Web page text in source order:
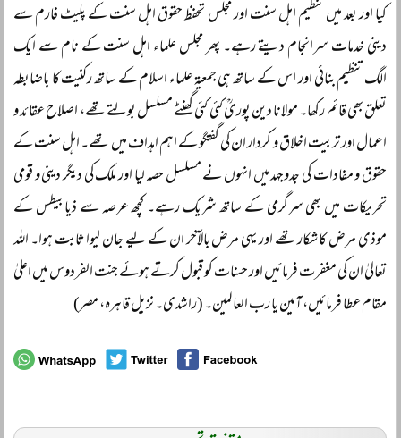
کیا اور بعد میں تنظیم اہل سنت اور مجلس تحفظ حقوق اہل سنت کے پلیٹ فارم سے
دینی خدمات سرانجام دیتے رہے۔ پھر مجلس علماء اہل سنت کے نام سے ایک
الگ تنظیم بنائی اور اس کے ساتھ ہی جمعیۃ علماء اسلام کے ساتھ رکنیت کا باضابطہ
تعلق بھی قائم رکھا۔ مولانا دین پوریؒ کئی کئی گھنٹے مسلسل بولتے تھے، اصلاح عقائد و
اعمال اور تربیت اخلاق و کردار ان کی گفتگو کے اہم اہداف میں تھے۔ اہل سنت کے
حقوق و مفادات کی جدوجہد میں انہوں نے مسلسل حصہ لیا اور ملک کی دیگر دینی و قومی
تحریکات میں بھی سرگرمی کے ساتھ شریک رہے۔ کچھ عرصہ سے ذیابیطس کے
موذی مرض کا شکار تھے اور یہی مرض بالآخر ان کے لیے جان لیوا ثابت ہوا۔ اللہ
تعالیٰ ان کی مغفرت فرمائیں اور حسنات کو قبول کرتے ہوئے جنت الفردوس میں اعلیٰ
مقام عطا فرمائیں، آمین یا رب العالمین۔ (راشدی۔ نزیل قاہرہ، مصر)